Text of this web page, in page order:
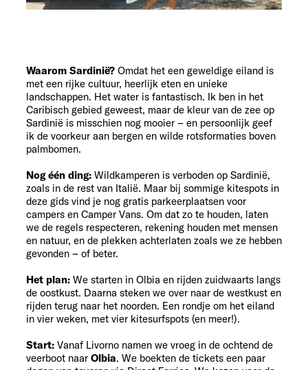
Waarom Sardinië? Omdat het een geweldige eiland is
met een rijke cultuur, heerlijk eten en unieke
landschappen. Het water is fantastisch. Ik ben in het
Caribisch gebied geweest, maar de kleur van de zee op
Sardinië is misschien nog mooier – en persoonlijk geef
ik de voorkeur aan bergen en wilde rotsformaties boven
palmbomen.
Nog één ding: Wildkamperen is verboden op Sardinië,
zoals in de rest van Italië. Maar bij sommige kitespots in
deze gids vind je nog gratis parkeerplaatsen voor
campers en Camper Vans. Om dat zo te houden, laten
we de regels respecteren, rekening houden met mensen
en natuur, en de plekken achterlaten zoals we ze hebben
gevonden – of beter.
Het plan: We starten in Olbia en rijden zuidwaarts langs
de oostkust. Daarna steken we over naar de westkust en
rijden terug naar het noorden. Een rondje om het eiland
in vier weken, met vier kitesurfspots (en meer!).
Start: Vanaf Livorno namen we vroeg in de ochtend de
veerboot naar Olbia. We boekten de tickets een paar